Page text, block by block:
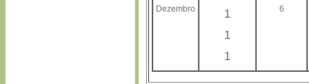
Dezembro
1
1
1
6